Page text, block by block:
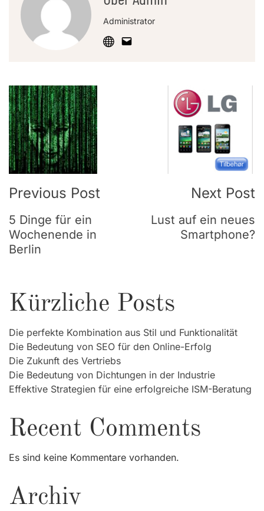
Administrator
Post
Navigation
Previous Post
5 Dinge für ein
Wochenende in
Berlin
Next Post
Lust auf ein neues
Smartphone?
Kürzliche Posts
Die perfekte Kombination aus Stil und Funktionalität
Die Bedeutung von SEO für den Online-Erfolg
Die Zukunft des Vertriebs
Die Bedeutung von Dichtungen in der Industrie
Effektive Strategien für eine erfolgreiche ISM-Beratung
Recent Comments
Es sind keine Kommentare vorhanden.
Archiv